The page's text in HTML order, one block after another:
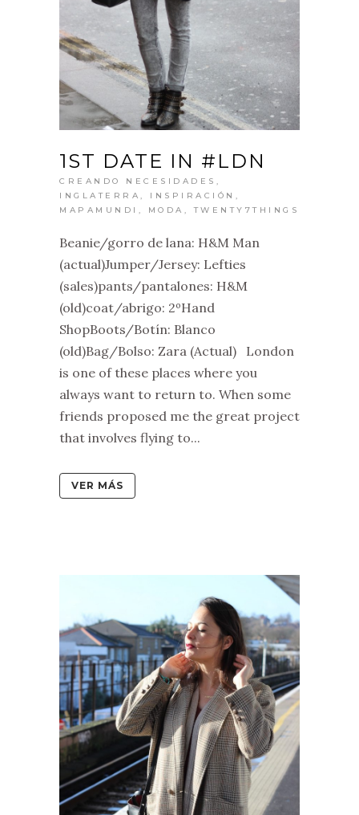
1ST DATE IN #LDN
CREANDO NECESIDADES ,
INGLATERRA , INSPIRACIÓN ,
MAPAMUNDI , MODA ,TWENTY7THINGS
Beanie/gorro de lana: H&M Man
(actual)Jumper/Jersey: Lefties
(sales)pants/pantalones: H&M
(old)coat/abrigo: 2ºHand
ShopBoots/Botín: Blanco
(old)Bag/Bolso: Zara (Actual) London
is one of these places where you
always want to return to. When some
friends proposed me the great project
that involves flying to...
VER MÁS